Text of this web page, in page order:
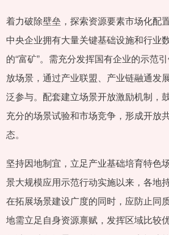
着力破除壁垒，探索资源要素市场化配
中央企业拥有大量关键基础设施和行业
的“富矿”。需充分发挥国有企业的示范
放场景，通过产业联盟、产业链融通发
泛参与。配套建立场景开放激励机制，
充分的场景试验和市场竞争，形成开放
态。
坚持因地制宜，立足产业基础培育特色
景大规模应用示范行动实施以来，各地
在拓展场景建设广度的同时，应防止同
地需立足自身资源禀赋，发挥区域比较